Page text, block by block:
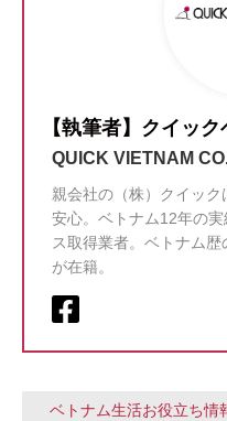
【執筆者】クイッ
QUICK VIETNAM
親会社の（株）クイッ
安心。ベトナム12年の
ス取得業者。ベトナム
が在籍。
ベトナム生活お役立ち情